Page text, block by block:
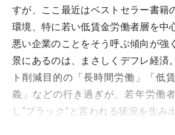
すが、ここ最近はベストセラー書籍
環境、特に若い低賃金労働者層を中
悪い企業のことをそう呼ぶ傾向が強
景にあるのは、まさしくデフレ経済
ト削減目的の「長時間労働」「低
義」などの行き過ぎが、若年労働
し“ブラック”と言われる状況を生み